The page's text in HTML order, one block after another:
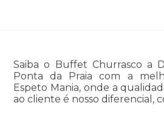
Saiba o Buffet Churrasco a
Ponta da Praia com a
Espeto Mania, onde a
ao cliente é nosso diferencial,